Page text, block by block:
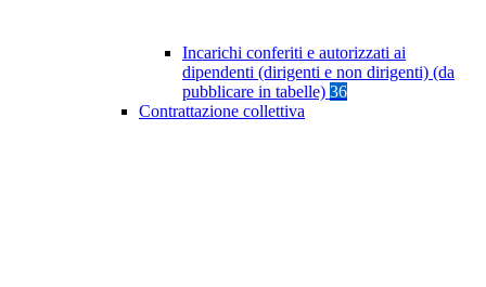
Incarichi conferiti e autorizzati ai
dipendenti (dirigenti e non dirigenti) (da
pubblicare in tabelle) 36
Contrattazione collettiva